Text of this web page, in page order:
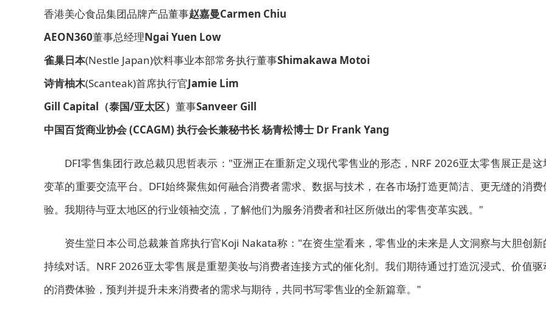
香港美心食品集团品牌产品董事赵嘉曼Carmen Chiu
AEON360董事总经理Ngai Yuen Low
雀巢日本(Nestle Japan)饮料事业本部常务执行董事Shimakawa Motoi
诗肯柚木(Scanteak)首席执行官Jamie Lim
Gill Capital （泰国/亚太区） 董事Sanveer Gill
中国百货商业协会 (CCAGM) 执行会长兼秘书长杨青松博士 Dr Frank Yang
DFI零售集团行政总裁贝思哲表示："亚洲正在重新定义现代零售业的形态，NRF 2026亚太零售展正是这
变革的重要交流平台。DFI始终聚焦如何融合消费者需求、数据与技术，在各市场打造更简洁、更无缝的消费
验。我期待与亚太地区的行业领袖交流，了解他们为服务消费者和社区所做出的零售变革实践。"
资生堂日本公司总裁兼首席执行官Koji Nakata称："在资生堂看来，零售业的未来是人文洞察与大胆创新
持续对话。NRF 2026亚太零售展是重塑美妆与消费者连接方式的催化剂。我们期待通过打造沉浸式、价值驱
的消费体验，预判并提升未来消费者的需求与期待，共同书写零售业的全新篇章。"